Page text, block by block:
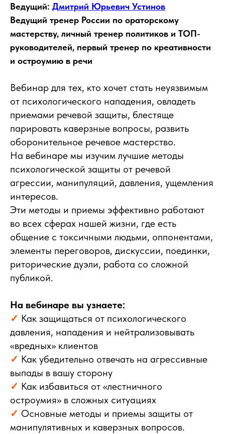
Ведущий: Дмитрий Юрьевич Устинов
Ведущий тренер России по ораторскому
мастерству, личный тренер политиков и ТОП-
руководителей, первый тренер по креативности
и остроумию в речи
Вебинар для тех, кто хочет стать неуязвимым
от психологического нападения, овладеть
приемами речевой защиты, блестяще
парировать каверзные вопросы, развить
оборонительное речевое мастерство.
На вебинаре мы изучим лучшие методы
психологической защиты от речевой
агрессии, манипуляций, давления, ущемления
интересов.
Эти методы и приемы эффективно работают
во всех сферах нашей жизни, где есть
общение с токсичными людьми, оппонентами,
элементы переговоров, дискуссии, поединки,
риторические дуэли, работа со сложной
публикой.
На вебинаре вы узнаете:
✓ Как защищаться от психологического
давления, нападения и нейтрализовывать
«вредных» клиентов
✓ Как убедительно отвечать на агрессивные
выпады в вашу сторону
✓ Как избавиться от «лестничного
остроумия» в сложных ситуациях
✓ Основные методы и приемы защиты от
манипулятивных и каверзных вопросов.